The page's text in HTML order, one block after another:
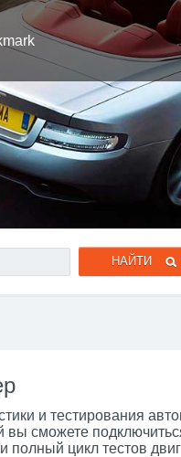
и тестирования
вы сможете
полный цикл тестов